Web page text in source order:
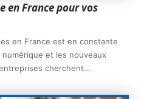
en France pour vos
en France est en constante
et les nouveaux
cherchent…